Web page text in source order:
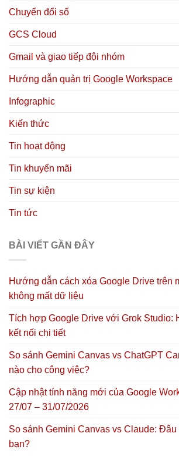
Chuyển đổi số
GCS Cloud
Gmail và giao tiếp đội nhóm
Hướng dẫn quản trị Google Workspace
Infographic
Kiến thức
Tin hoạt động
Tin khuyến mãi
Tin sự kiện
Tin tức
BÀI VIẾT GẦN ĐÂY
Hướng dẫn cách xóa Google Drive trên
không mất dữ liệu
Tích hợp Google Drive với Grok Studio:
kết nối chi tiết
So sánh Gemini Canvas vs ChatGPT
nào cho công việc?
Cập nhật tính năng mới của Google
27/07 – 31/07/2026
So sánh Gemini Canvas vs Claude:
bạn?